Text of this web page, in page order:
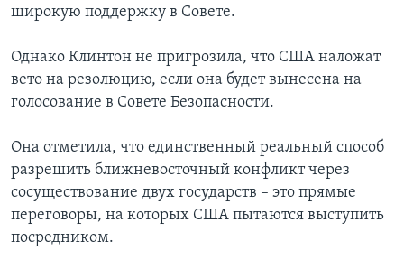
широкую поддержку в Совете.
Однако Клинтон не пригрозила, что США наложат
вето на резолюцию, если она будет вынесена на
голосование в Совете Безопасности.
Она отметила, что единственный реальный способ
разрешить ближневосточный конфликт через
сосуществование двух государств – это прямые
переговоры, на которых США пытаются выступить
посредником.